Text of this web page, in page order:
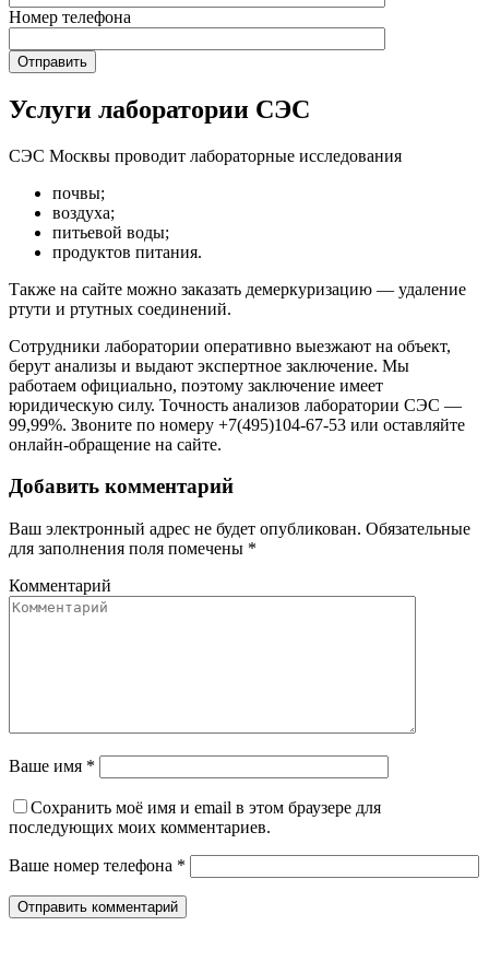
Номер телефона
Услуги лаборатории СЭС
СЭС Москвы проводит лабораторные исследования
почвы;
воздуха;
питьевой воды;
продуктов питания.
Также на сайте можно заказать демеркуризацию — удаление
ртути и ртутных соединений.
Сотрудники лаборатории оперативно выезжают на объект,
берут анализы и выдают экспертное заключение. Мы
работаем официально, поэтому заключение имеет
юридическую силу. Точность анализов лаборатории СЭС —
99,99%. Звоните по номеру +7(495)104-67-53 или оставляйте
онлайн-обращение на сайте.
Добавить комментарий
Ваш электронный адрес не будет опубликован. Обязательные
для заполнения поля помечены *
Комментарий
Ваше имя *
Сохранить моё имя и email в этом браузере для
последующих моих комментариев.
Ваше номер телефона *